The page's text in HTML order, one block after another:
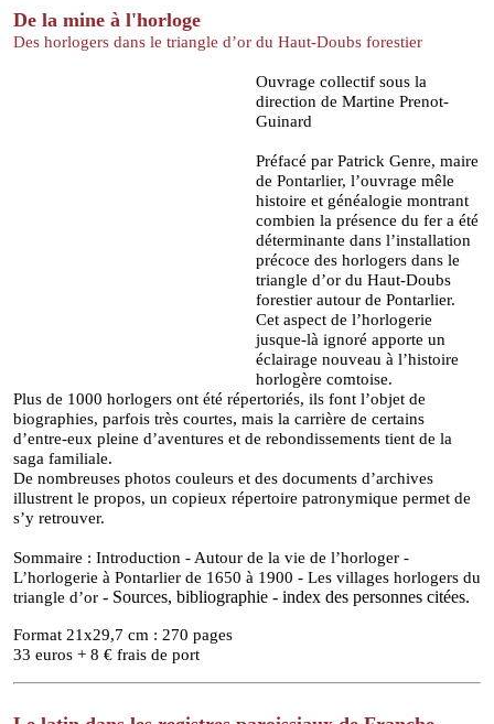
De la mine à l'horloge
Des horlogers dans le triangle d’or du Haut-Doubs forestier
Ouvrage collectif sous la
direction de Martine Prenot-
Guinard
Préfacé par Patrick Genre, maire
de Pontarlier, l’ouvrage mêle
histoire et généalogie montrant
combien la présence du fer a été
déterminante dans l’installation
précoce des horlogers dans le
triangle d’or du Haut-Doubs
forestier autour de Pontarlier.
Cet aspect de l’horlogerie
jusque-là ignoré apporte un
éclairage nouveau à l’histoire
horlogère comtoise.
Plus de 1000 horlogers ont été répertoriés, ils font l’objet de
biographies, parfois très courtes, mais la carrière de certains
d’entre-eux pleine d’aventures et de rebondissements tient de la
saga familiale.
De nombreuses photos couleurs et des documents d’archives
illustrent le propos, un copieux répertoire patronymique permet de
s’y retrouver.
Sommaire : Introduction - Autour de la vie de l’horloger -
L’horlogerie à Pontarlier de 1650 à 1900 - Les villages horlogers du
triangle d’or - Sources, bibliographie - index des personnes citées.
Format 21x29,7 cm : 270 pages
33 euros + 8 € frais de port